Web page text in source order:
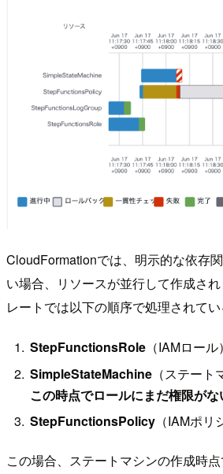
CloudFormationでは、明示的な依存
い場合、リソースが並行して作成さ
レートでは以下の順序で処理されてい
StepFunctionsRole （IAMロー
SimpleStateMachine （ステー
この時点でロールにまだ権限がな
StepFunctionsPolicy （IAMポ
この場合、ステートマシンの作成時